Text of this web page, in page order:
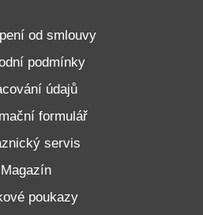
od smlouvy
podmínky
údajů
formulář
servis
Magazín
poukazy